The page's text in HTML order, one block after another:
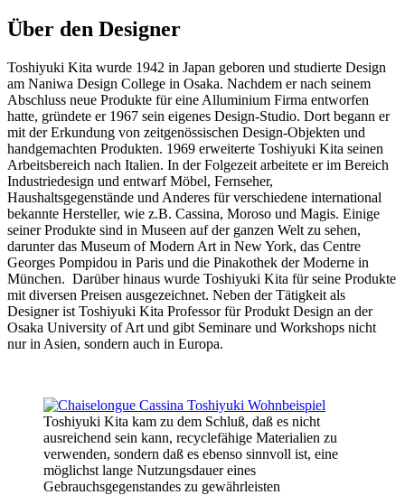
Über den Designer
Toshiyuki Kita wurde 1942 in Japan geboren und studierte Design
am Naniwa Design College in Osaka. Nachdem er nach seinem
Abschluss neue Produkte für eine Alluminium Firma entworfen
hatte, gründete er 1967 sein eigenes Design-Studio. Dort begann er
mit der Erkundung von zeitgenössischen Design-Objekten und
handgemachten Produkten. 1969 erweiterte Toshiyuki Kita seinen
Arbeitsbereich nach Italien. In der Folgezeit arbeitete er im Bereich
Industriedesign und entwarf Möbel, Fernseher,
Haushaltsgegenstände und Anderes für verschiedene international
bekannte Hersteller, wie z.B. Cassina, Moroso und Magis. Einige
seiner Produkte sind in Museen auf der ganzen Welt zu sehen,
darunter das Museum of Modern Art in New York, das Centre
Georges Pompidou in Paris und die Pinakothek der Moderne in
München. Darüber hinaus wurde Toshiyuki Kita für seine Produkte
mit diversen Preisen ausgezeichnet. Neben der Tätigkeit als
Designer ist Toshiyuki Kita Professor für Produkt Design an der
Osaka University of Art und gibt Seminare und Workshops nicht
nur in Asien, sondern auch in Europa.
Toshiyuki Kita kam zu dem Schluß, daß es nicht
ausreichend sein kann, recyclefähige Materialien zu
verwenden, sondern daß es ebenso sinnvoll ist, eine
möglichst lange Nutzungsdauer eines
Gebrauchsgegenstandes zu gewährleisten